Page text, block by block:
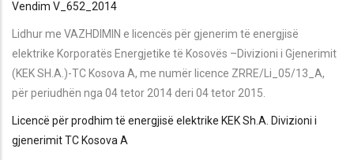
Vendim V_652_2014
Lidhur me VAZHDIMIN e licencës për gjenerim të energjisë
elektrike Korporatës Energjetike të Kosovës –Divizioni i Gjenerimit
(KEK SH.A.)-TC Kosova A, me numër licence ZRRE/Li_05/13_A,
për periudhën nga 04 tetor 2014 deri 04 tetor 2015.
Licencë për prodhim të energjisë elektrike KEK Sh.A. Divizioni i
gjenerimit TC Kosova A